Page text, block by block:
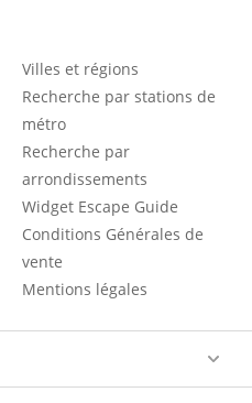
Villes et régions
Recherche par stations de
métro
Recherche par
arrondissements
Widget Escape Guide
Conditions Générales de
vente
Mentions légales